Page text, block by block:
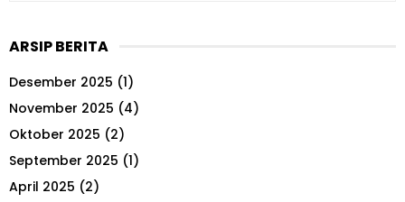
c
f
o
r
ARSIP BERITA
Desember 2025 (1)
November 2025 (4)
Oktober 2025 (2)
September 2025 (1)
April 2025 (2)